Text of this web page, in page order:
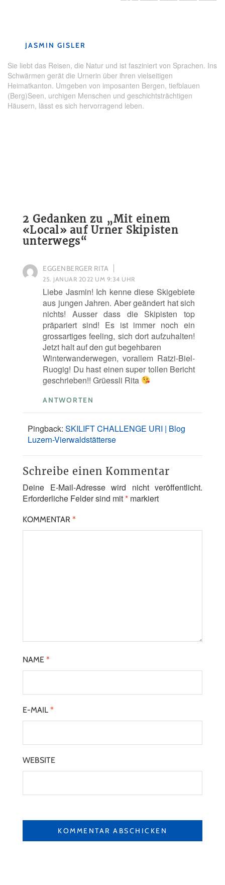
JASMIN GISLER
Sie liebt das Reisen, die Natur und ist fasziniert von Sprachen. Ins
Schwärmen gerät die Urnerin über ihren vielseitigen
Heimatkanton. Umgeben von imposanten Bergen, tiefblauen
(Berg)Seen, urchigen Menschen und geschichtsträchtigen
Häusern, lässt es sich hervorragend leben.
2 Gedanken zu „Mit einem
«Local» auf Urner Skipisten
unterwegs“
EGGENBERGER RITA
25. JANUAR 2022 UM 9:34 UHR
Liebe Jasmin! Ich kenne diese Skigebiete
aus jungen Jahren. Aber geändert hat sich
nichts! Ausser dass die Skipisten top
präpariert sind! Es ist immer noch ein
grossartiges feeling, sich dort aufzuhalten!
Jetzt halt auf den gut begehbaren
Winterwanderwegen, vorallem Ratzi-Biel-
Ruogig! Du hast einen super tollen Bericht
geschrieben!! Grüessli Rita
ANTWORTEN
Pingback: SKILIFT CHALLENGE URI | Blog
Luzern-Vierwaldstätterse
Schreibe einen Kommentar
Deine E-Mail-Adresse wird nicht veröffentlicht.
Erforderliche Felder sind mit* markiert
KOMMENTAR *
NAME *
E-MAIL *
WEBSITE